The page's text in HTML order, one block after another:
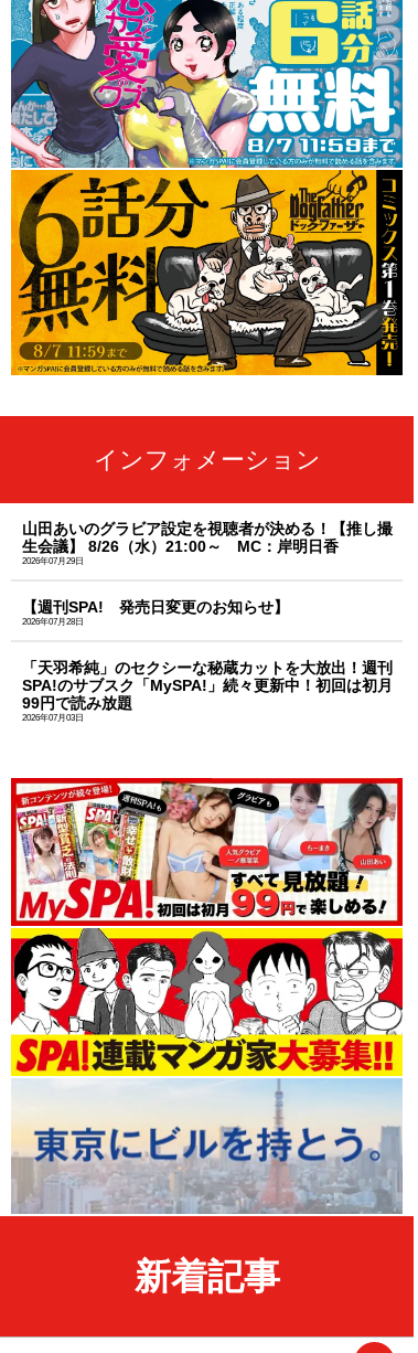
インフォメーション
山田あいのグラビア設定を視聴者が決める！【推し撮
生会議】 8/26（水）21:00～ MC：岸明日香
2026年07月29日
【週刊SPA! 発売日変更のお知らせ】
2026年07月28日
「天羽希純」のセクシーな秘蔵カットを大放出！週刊
SPA!のサブスク「MySPA!」続々更新中！初回は初月
99円で読み放題
2026年07月03日
新着記事